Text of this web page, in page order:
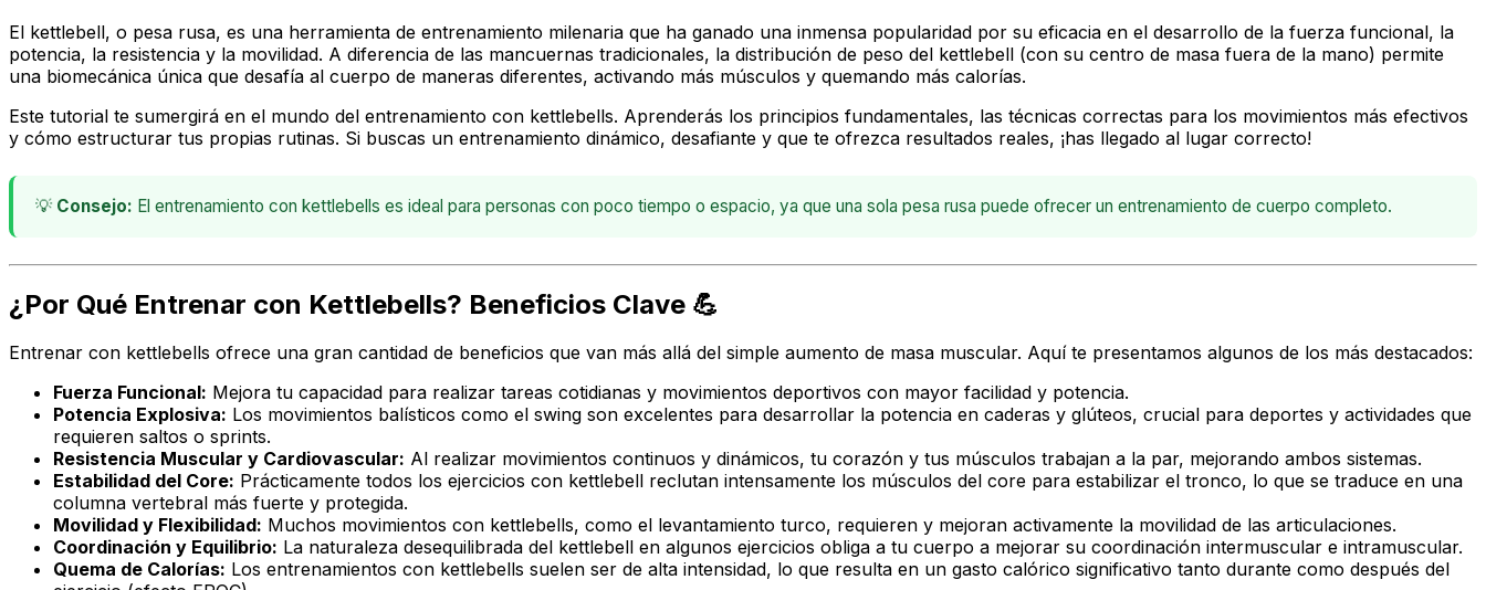
El kettlebell, o pesa rusa, es una herramienta de entrenamiento milenaria que ha ganado una inmensa popularidad por su eficacia en el desarrollo de la fuerza funcional, la
potencia, la resistencia y la movilidad. A diferencia de las mancuernas tradicionales, la distribución de peso del kettlebell (con su centro de masa fuera de la mano) permite
una biomecánica única que desafía al cuerpo de maneras diferentes, activando más músculos y quemando más calorías.
Este tutorial te sumergirá en el mundo del entrenamiento con kettlebells. Aprenderás los principios fundamentales, las técnicas correctas para los movimientos más efectivos
y cómo estructurar tus propias rutinas. Si buscas un entrenamiento dinámico, desafiante y que te ofrezca resultados reales, ¡has llegado al lugar correcto!
💡 Consejo: El entrenamiento con kettlebells es ideal para personas con poco tiempo o espacio, ya que una sola pesa rusa puede ofrecer un entrenamiento de cuerpo completo.
¿Por Qué Entrenar con Kettlebells? Beneficios Clave 💪
Entrenar con kettlebells ofrece una gran cantidad de beneficios que van más allá del simple aumento de masa muscular. Aquí te presentamos algunos de los más destacados:
Fuerza Funcional: Mejora tu capacidad para realizar tareas cotidianas y movimientos deportivos con mayor facilidad y potencia.
Potencia Explosiva: Los movimientos balísticos como el swing son excelentes para desarrollar la potencia en caderas y glúteos, crucial para deportes y actividades que
requieren saltos o sprints.
Resistencia Muscular y Cardiovascular: Al realizar movimientos continuos y dinámicos, tu corazón y tus músculos trabajan a la par, mejorando ambos sistemas.
Estabilidad del Core: Prácticamente todos los ejercicios con kettlebell reclutan intensamente los músculos del core para estabilizar el tronco, lo que se traduce en una
columna vertebral más fuerte y protegida.
Movilidad y Flexibilidad: Muchos movimientos con kettlebells, como el levantamiento turco, requieren y mejoran activamente la movilidad de las articulaciones.
Coordinación y Equilibrio: La naturaleza desequilibrada del kettlebell en algunos ejercicios obliga a tu cuerpo a mejorar su coordinación intermuscular e intramuscular.
Quema de Calorías: Los entrenamientos con kettlebells suelen ser de alta intensidad, lo que resulta en un gasto calórico significativo tanto durante como después del